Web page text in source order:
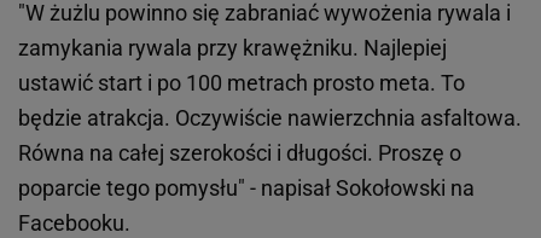
"W żużlu powinno się zabraniać wywożenia rywala i
zamykania rywala przy krawężniku. Najlepiej
ustawić start i po 100 metrach prosto meta. To
będzie atrakcja. Oczywiście nawierzchnia asfaltowa.
Równa na całej szerokości i długości. Proszę o
poparcie tego pomysłu" - napisał Sokołowski na
Facebooku.